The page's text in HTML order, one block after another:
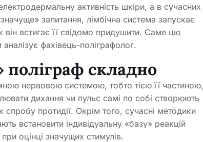
активність шкіри, а в сучасних
запитання, лімбічна система запускає
він встигає її свідомо придушити. Саме цю
фахівець-поліграфолог.
складно
нервовою системою, тобто тією її частиною,
дихання чи пульс самі по собі створюють
спробу протидії. Окрім того, сучасні методики
встановити індивідуальну «базу» реакцій
оцінці значущих стимулів.